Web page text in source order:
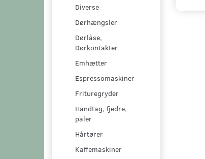
Diverse
Dørhængsler
Dørlåse,
Dørkontakter
Emhætter
Espressomaskiner
Frituregryder
Håndtag, fjedre,
paler
Hårtører
Kaffemaskiner